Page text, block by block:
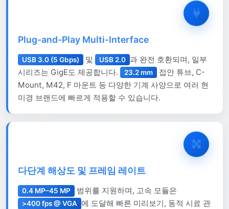
Plug-and-Play Multi-Interface
USB 3.0 (5 Gbps) 및 USB 2.0 과 완전 호환되며, 일부
시리즈는 GigE도 제공합니다.
23.2 mm
접안 튜브, C-
Mount, M42, F 마운트 등 다양한 기계 사양으로 여러 현
미경 브랜드에 빠르게 적용할 수 있습니다.
다단계 해상도 및 프레임 레이트
0.4 MP–45 MP 범위를 지원하며, 고속 모듈은
>400 fps @ VGA 에 도달해 빠른 미리보기, 동적 시료 관